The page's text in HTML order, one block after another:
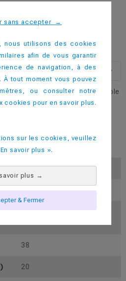
ce verre Tube incassable
sortes de cocktail en toute
s'en... Resservir !
144.5
46
38
20
sans accepter →
nous utilisons des cookies
afin de vous garantir
de navigation, à des
tout moment vous pouvez
ou consulter notre
cookies pour en savoir plus.
sur les cookies, veuillez
savoir plus ».
plus →
& Fermer